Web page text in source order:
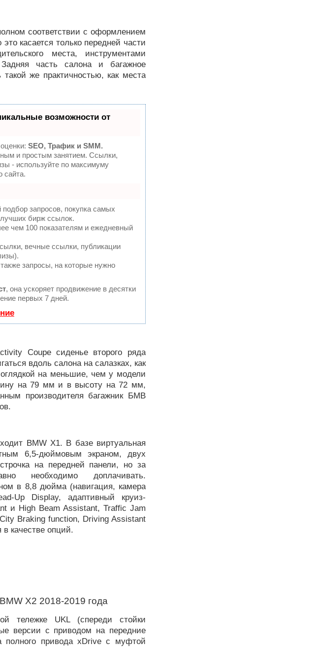
соответствии с оформлением
касается только передней части
места, инструментами
часть салона и багажное
же практичностью, как места
возможности от
SEO, Трафик и SMM.
и простым занятием. Ссылки,
- используйте по максимуму
сайта.
запросов, покупка самых
бирж ссылок.
чем 100 показателям и ежедневный
вечные ссылки, публикации
запросы, на которые нужно
, она ускоряет продвижение в десятки
первых 7 дней.
Coupe сиденье второго ряда
вдоль салона на салазках, как
на меньшие, чем у модели
на 79 мм и в высоту на 72 мм,
производителя багажник БМВ
BMW X1. В базе виртуальная
6,5-дюймовым экраном, двух
на передней панели, но за
необходимо доплачивать.
в 8,8 дюйма (навигация, камера
Up Display, адаптивный круиз-
и High Beam Assistant, Traffic Jam
Braking function, Driving Assistant
качестве опций.
X2 2018-2019 года
тележке UKL (спереди стойки
версии с приводом на передние
полного привода xDrive с муфтой